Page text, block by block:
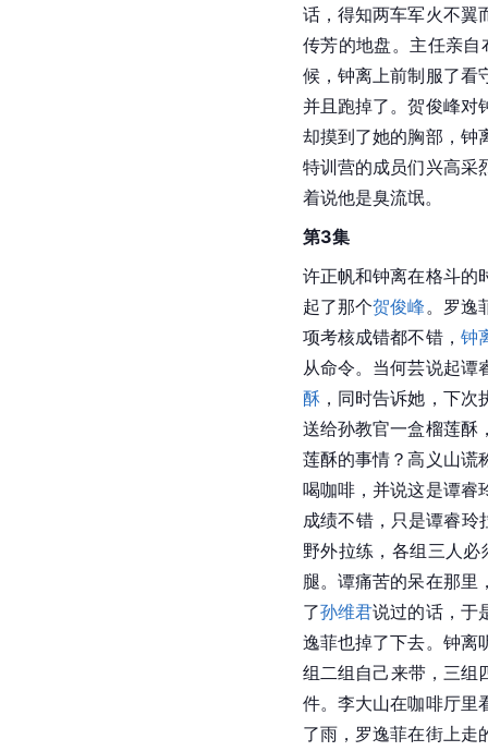
话，得知两车军火不翼
传芳的地盘。主任亲
候，钟离上前制服了看
并且跑掉了。贺俊峰对
却摸到了她的胸部，钟
特训营的成员们兴高采
着说他是臭流氓。
第3集
许正帆和钟离在格斗的
起了那个贺俊峰 。罗逸
项考核成错都不错， 钟
从命令。当何芸说起谭
酥 ，同时告诉她，下
送给孙教官一盒榴莲酥
莲酥的事情？高义山谎
喝咖啡，并说这是谭睿
成绩不错，只是谭睿
野外拉练，各组三人
腿。谭痛苦的呆在那里
了孙维君说过的话，于
逸菲也掉了下去。钟离
组二组自己来带，三组
件。李大山在咖啡厅里
了雨，罗逸菲在街上走